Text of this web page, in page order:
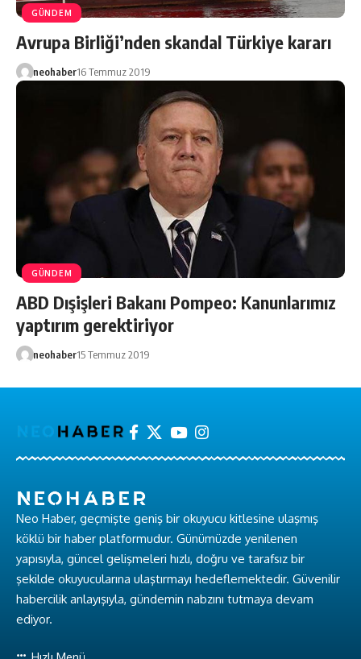
GÜNDEM
Avrupa Birliği’nden skandal Türkiye kararı
neohaber16 Temmuz 2019
GÜNDEM
ABD Dışişleri Bakanı Pompeo: Kanunlarımız
yaptırım gerektiriyor
neohaber15 Temmuz 2019
Neo Haber, geçmişte geniş bir okuyucu kitlesine ulaşmış
köklü bir haber platformudur. Günümüzde yenilenen
yapısıyla, güncel gelişmeleri hızlı, doğru ve tarafsız bir
şekilde okuyucularına ulaştırmayı hedeflemektedir. Güvenilir
habercilik anlayışıyla, gündemin nabzını tutmaya devam
ediyor.